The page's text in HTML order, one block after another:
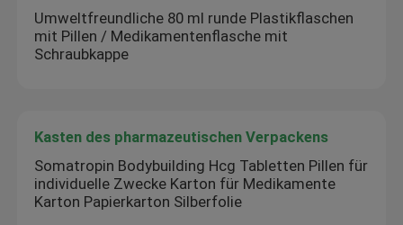
Umweltfreundliche 80 ml runde Plastikflaschen
mit Pillen / Medikamentenflasche mit
Schraubkappe
Kasten des pharmazeutischen Verpackens
Somatropin Bodybuilding Hcg Tabletten Pillen für
individuelle Zwecke Karton für Medikamente
Karton Papierkarton Silberfolie